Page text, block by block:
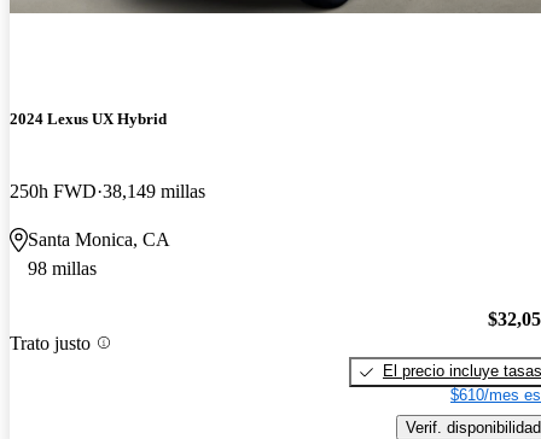
2024 Lexus UX Hybrid
250h FWD 38,149 millas
Santa Monica, CA
98 millas
Trato justo
El precio incluye tasas
$610/mes
Verif. disponibilidad